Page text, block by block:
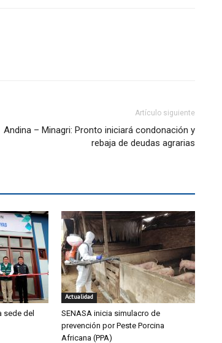
Artículo siguiente
Andina – Minagri: Pronto iniciará condonación y
rebaja de deudas agrarias
sede del
Actualidad
SENASA inicia simulacro de
prevención por Peste Porcina
Africana (PPA)